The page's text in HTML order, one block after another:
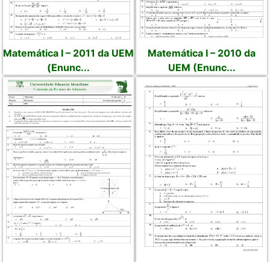
Matemática I – 2011 da UEM
(Enunc...
Matemática I – 2010 da
UEM (Enunc...